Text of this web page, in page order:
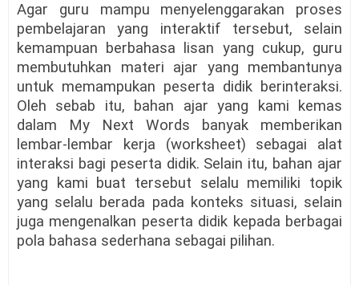
Agar guru mampu menyelenggarakan proses
pembelajaran yang interaktif tersebut, selain
kemampuan berbahasa lisan yang cukup, guru
membutuhkan materi ajar yang membantunya
untuk memampukan peserta didik berinteraksi.
Oleh sebab itu, bahan ajar yang kami kemas
dalam My Next Words banyak memberikan
lembar-lembar kerja (worksheet) sebagai alat
interaksi bagi peserta didik. Selain itu, bahan ajar
yang kami buat tersebut selalu memiliki topik
yang selalu berada pada konteks situasi, selain
juga mengenalkan peserta didik kepada berbagai
pola bahasa sederhana sebagai pilihan.